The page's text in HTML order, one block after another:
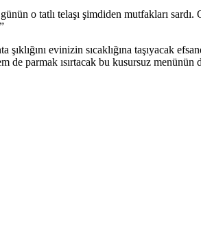
o tatlı telaşı şimdiden mutfakları sardı.
evinizin sıcaklığına taşıyacak
parmak ısırtacak bu kusursuz